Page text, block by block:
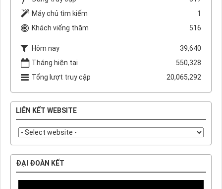
Máy chủ tìm kiếm
1
Khách viếng thăm
516
Hôm nay
39,640
Tháng hiện tại
550,328
Tổng lượt truy cập
20,065,292
LIÊN KẾT WEBSITE
ĐẠI ĐOÀN KẾT